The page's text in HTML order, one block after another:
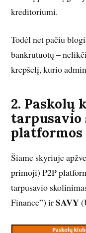
kreditoriumi.
Todėl net pačiu
bankrutuotų –
krepšelį, kurio
2. Paskolų
tarpusavio
platformos
Šiame skyriuje
primoji) P2P
tarpusavio
Finance”) irSAVY